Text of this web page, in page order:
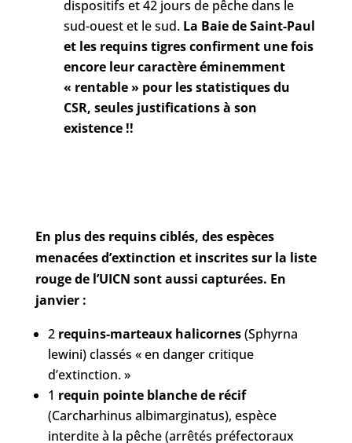
dispositifs et 42 jours de pêche dans le
sud-ouest et le sud. La Baie de Saint-Paul
et les requins tigres confirment une fois
encore leur caractère éminemment
« rentable » pour les statistiques du
CSR, seules justifications à son
existence !!
En plus des requins ciblés, des espèces
menacées d’extinction et inscrites sur la liste
rouge de l’UICN sont aussi capturées. En
janvier :
2 requins-marteaux halicornes(Sphyrna
lewini) classés « en danger critique
d’extinction. »
1 requin pointe blanche de récif
(Carcharhinus albimarginatus), espèce
interdite à la pêche (arrêtés préfectoraux